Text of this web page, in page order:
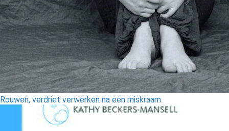
Rouwen, verdriet verwerken na een miskraam